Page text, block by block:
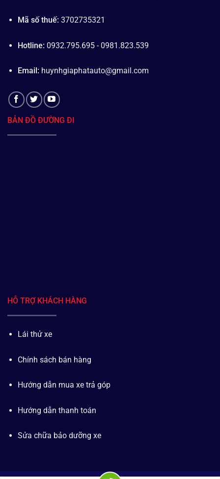
Mã số thuế: 3702735321
Hotline: 0932.795.695 - 0981.823.539
Email: huynhgiaphatauto@gmail.com
BẢN ĐỒ ĐƯỜNG ĐI
HỖ TRỢ KHÁCH HÀNG
Lái thử xe
Chính sách bán hàng
Hướng dẫn mua xe trả góp
Hướng dẫn thanh toán
Sửa chữa bảo dưỡng xe